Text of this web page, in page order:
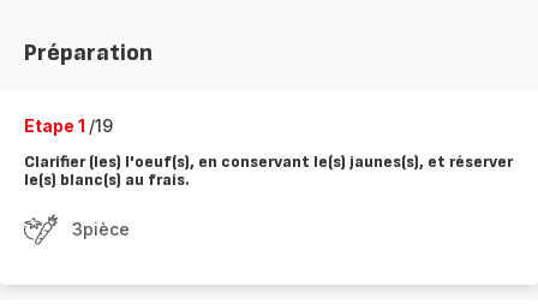
Préparation
Etape 1 /19
Clarifier (les) l'oeuf(s), en conservant le(s) jaunes(s), et réserver
le(s) blanc(s) au frais.
3pièce